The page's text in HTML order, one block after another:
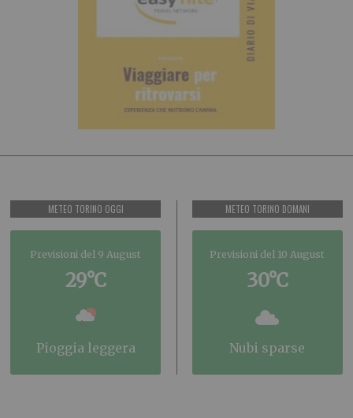
METEO TORINO OGGI
Previsioni del 9 August
29°C
pioggia leggera
METEO TORINO DOMANI
Previsioni del 10 August
30°C
nubi sparse